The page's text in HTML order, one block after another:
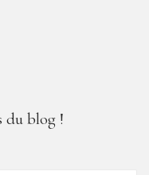
du blog !